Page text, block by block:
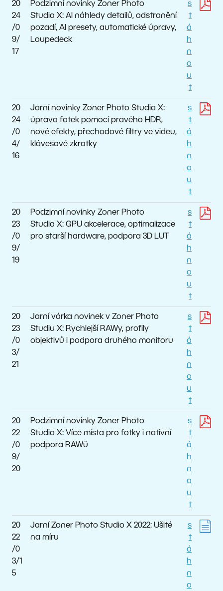
20
24
/0
9/
17
Podzimní novinky Zoner Photo
Studia X: AI náhledy detailů, odstranění
pozadí, AI presety, automatické úpravy,
Loupedeck
s
t
á
h
n
o
u
t
20
24
/0
4/
16
Jarní novinky Zoner Photo Studia X:
úprava fotek pomocí pravého HDR,
nové efekty, přechodové filtry ve videu,
klávesové zkratky
s
t
á
h
n
o
u
t
20
23
/0
9/
19
Podzimní novinky Zoner Photo
Studia X: GPU akcelerace, optimalizace
pro starší hardware, podpora 3D LUT
s
t
á
h
n
o
u
t
20
23
/0
3/
21
Jarní várka novinek v Zoner Photo
Studiu X: Rychlejší RAWy, profily
objektivů i podpora druhého monitoru
s
t
á
h
n
o
u
t
20
22
/0
9/
20
Podzimní novinky Zoner Photo
Studia X: Více místa pro fotky i nativní
podpora RAWů
s
t
á
h
n
o
u
t
20
22
/0
3/1
5
Jarní Zoner Photo Studio X 2022: Ušité
na míru
s
t
á
h
n
o